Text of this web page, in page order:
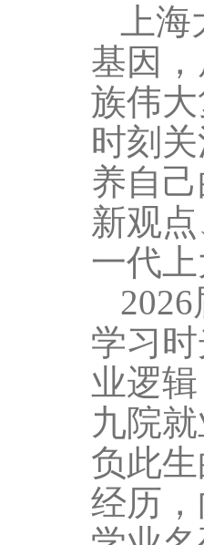
上
基因
族伟
时刻
养自
新观
一代
2026
学习
业逻
九院
负此
经历